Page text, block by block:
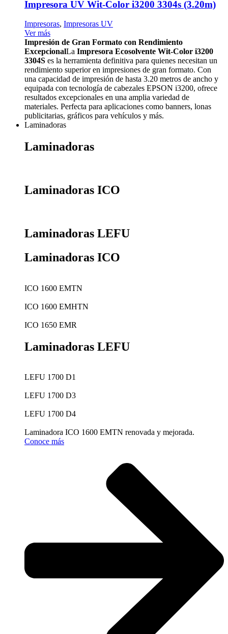
Impresora UV Wit-Color i3200 3304s (3.20m)
Impresoras, Impresoras UV
Ver más
Impresión de Gran Formato con Rendimiento
ExcepcionalLa Impresora Ecosolvente Wit-Color i3200
3304S es la herramienta definitiva para quienes necesitan un
rendimiento superior en impresiones de gran formato. Con
una capacidad de impresión de hasta 3.20 metros de ancho y
equipada con tecnología de cabezales EPSON i3200, ofrece
resultados excepcionales en una amplia variedad de
materiales. Perfecta para aplicaciones como banners, lonas
publicitarias, gráficos para vehículos y más.
Laminadoras
Laminadoras
Laminadoras ICO
Laminadoras LEFU
Laminadoras ICO
ICO 1600 EMTN
ICO 1600 EMHTN
ICO 1650 EMR
Laminadoras LEFU
LEFU 1700 D1
LEFU 1700 D3
LEFU 1700 D4
Laminadora ICO 1600 EMTN renovada y mejorada.
Conoce más